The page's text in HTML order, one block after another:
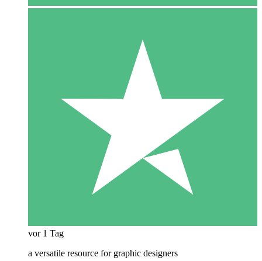
vor 1 Tag
a versatile resource for graphic designers